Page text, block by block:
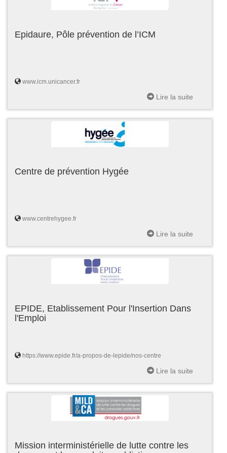
Epidaure, Pôle prévention de l’ICM
www.icm.unicancer.fr
Lire la suite
Centre de prévention Hygée
www.centrehygee.fr
Lire la suite
EPIDE, Etablissement Pour l'Insertion Dans
l'Emploi
https://www.epide.fr/a-propos-de-lepide/nos-centre
Lire la suite
Mission interministérielle de lutte contre les